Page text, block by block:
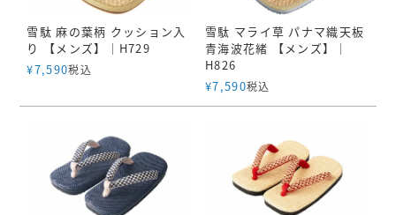
雪駄 麻の葉柄 クッション入
り 【メンズ】｜H729
¥7,590税込
雪駄 マライ草 パナマ織天板
青海波花緒 【メンズ】｜
H826
¥7,590税込